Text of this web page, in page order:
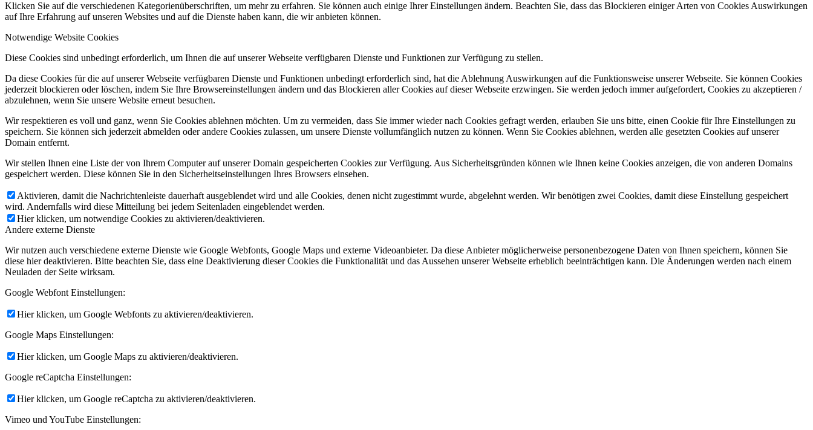
Klicken Sie auf die verschiedenen Kategorienüberschriften, um mehr zu erfahren. Sie können auch einige Ihrer Einstellungen ändern. Beachten Sie, dass das Blockieren einiger Arten von Cookies Auswirkungen
auf Ihre Erfahrung auf unseren Websites und auf die Dienste haben kann, die wir anbieten können.
Notwendige Website Cookies
Diese Cookies sind unbedingt erforderlich, um Ihnen die auf unserer Webseite verfügbaren Dienste und Funktionen zur Verfügung zu stellen.
Da diese Cookies für die auf unserer Webseite verfügbaren Dienste und Funktionen unbedingt erforderlich sind, hat die Ablehnung Auswirkungen auf die Funktionsweise unserer Webseite. Sie können Cookies
jederzeit blockieren oder löschen, indem Sie Ihre Browsereinstellungen ändern und das Blockieren aller Cookies auf dieser Webseite erzwingen. Sie werden jedoch immer aufgefordert, Cookies zu akzeptieren /
abzulehnen, wenn Sie unsere Website erneut besuchen.
Wir respektieren es voll und ganz, wenn Sie Cookies ablehnen möchten. Um zu vermeiden, dass Sie immer wieder nach Cookies gefragt werden, erlauben Sie uns bitte, einen Cookie für Ihre Einstellungen zu
speichern. Sie können sich jederzeit abmelden oder andere Cookies zulassen, um unsere Dienste vollumfänglich nutzen zu können. Wenn Sie Cookies ablehnen, werden alle gesetzten Cookies auf unserer
Domain entfernt.
Wir stellen Ihnen eine Liste der von Ihrem Computer auf unserer Domain gespeicherten Cookies zur Verfügung. Aus Sicherheitsgründen können wie Ihnen keine Cookies anzeigen, die von anderen Domains
gespeichert werden. Diese können Sie in den Sicherheitseinstellungen Ihres Browsers einsehen.
Aktivieren, damit die Nachrichtenleiste dauerhaft ausgeblendet wird und alle Cookies, denen nicht zugestimmt wurde, abgelehnt werden. Wir benötigen zwei Cookies, damit diese Einstellung gespeichert
wird. Andernfalls wird diese Mitteilung bei jedem Seitenladen eingeblendet werden.
Hier klicken, um notwendige Cookies zu aktivieren/deaktivieren.
Andere externe Dienste
Wir nutzen auch verschiedene externe Dienste wie Google Webfonts, Google Maps und externe Videoanbieter. Da diese Anbieter möglicherweise personenbezogene Daten von Ihnen speichern, können Sie
diese hier deaktivieren. Bitte beachten Sie, dass eine Deaktivierung dieser Cookies die Funktionalität und das Aussehen unserer Webseite erheblich beeinträchtigen kann. Die Änderungen werden nach einem
Neuladen der Seite wirksam.
Google Webfont Einstellungen:
Hier klicken, um Google Webfonts zu aktivieren/deaktivieren.
Google Maps Einstellungen:
Hier klicken, um Google Maps zu aktivieren/deaktivieren.
Google reCaptcha Einstellungen:
Hier klicken, um Google reCaptcha zu aktivieren/deaktivieren.
Vimeo und YouTube Einstellungen: